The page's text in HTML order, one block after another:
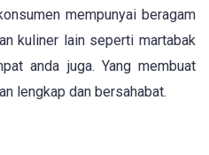
mempunyai beragam
kuliner lain seperti martabak
anda juga. Yang membuat
lengkap dan bersahabat.